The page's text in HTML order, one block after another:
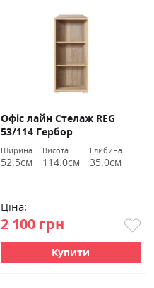
Офіс лайн Стелаж REG
53/114 Гербор
Ширина
52.5см
Висота
114.0см
Глибина
35.0см
Ціна:
2 100 грн
Купити